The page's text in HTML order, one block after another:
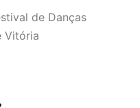
de Danças
Vitória